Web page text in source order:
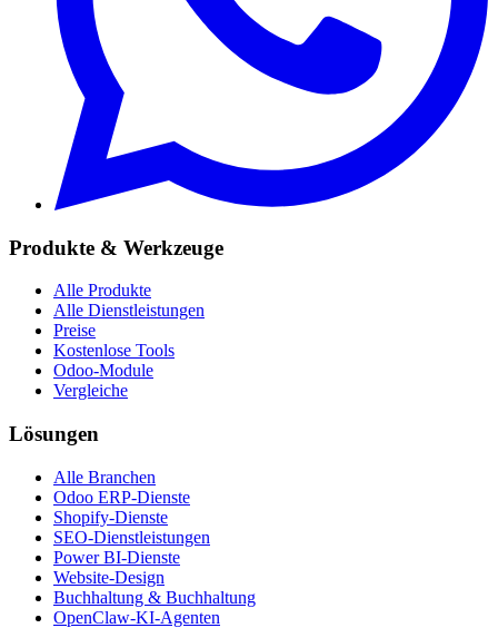
Produkte & Werkzeuge
Alle Produkte
Alle Dienstleistungen
Preise
Kostenlose Tools
Odoo-Module
Vergleiche
Lösungen
Alle Branchen
Odoo ERP-Dienste
Shopify-Dienste
SEO-Dienstleistungen
Power BI-Dienste
Website-Design
Buchhaltung & Buchhaltung
OpenClaw-KI-Agenten